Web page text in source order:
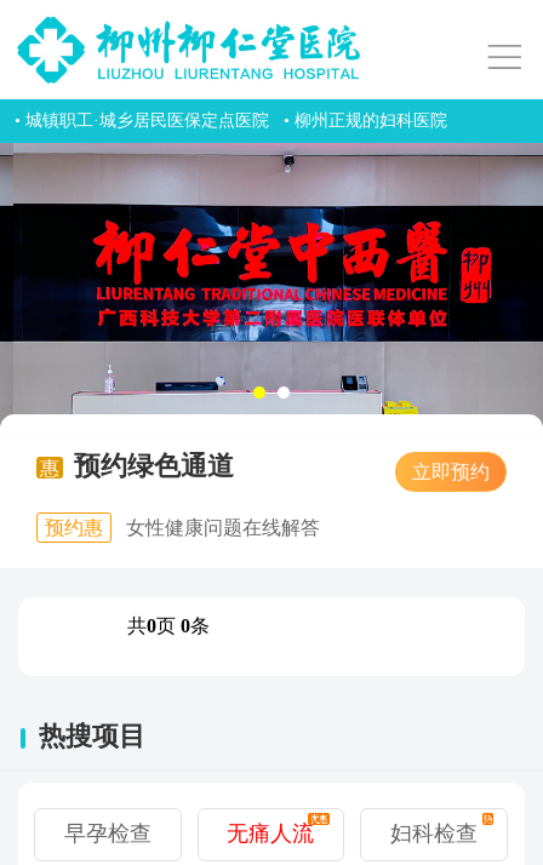
• 城镇职工·城乡居民医保定点医院 • 柳州正规的妇科医院
惠 预约绿色通道 立即预约
预约惠 女性健康问题在线解答
共0页 0条
热搜项目
宫颈疾病
乳腺增生
输卵管不孕
早孕检查 无痛人流 妇科检查
宫颈疾病
乳腺增生
输卵管不孕 早孕检查
无痛人流
妇科检查